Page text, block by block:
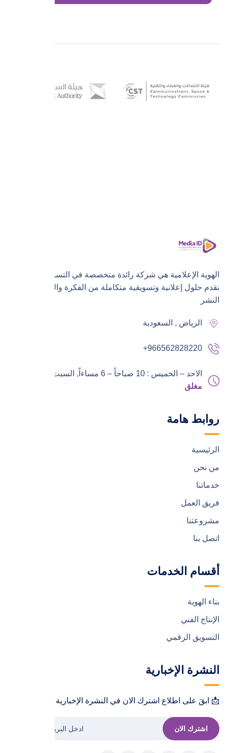
الهوية الإعلامية هي شركة رائدة متخصصة في التسويق الرقمي،
نقدم حلول إعلانية وتسويقية متكاملة من الفكرة والتنفيذ إلى
النشر
الرياض , السعودية
+966562828220
الاحد – الخميس : 10 صباحاً – 6 مساءاً,
السبت – الجمعة :
مغلق
روابط هامة
الرئيسية
من نحن
خدماتنا
فريق العمل
مشروعتنا
اتصل بنا
أقسام الخدمات
بناء الهوية
الإنتاج الفني
التسويق الرقمي
النشرة الإخبارية
📩 ابقَ على اطلاع اشترك الان في النشرة الإخبارية !📩
اشترك الان